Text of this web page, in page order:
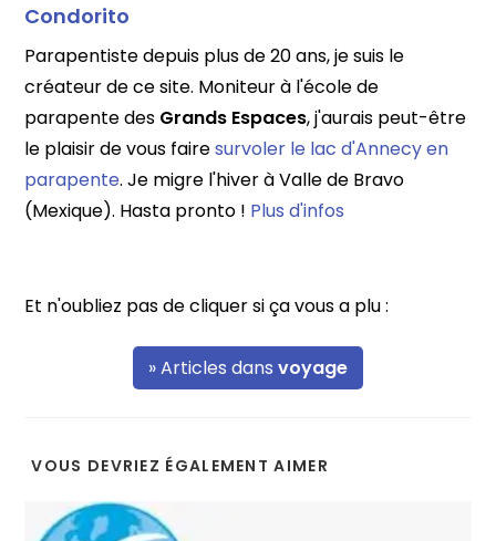
Condorito
Parapentiste depuis plus de 20 ans, je suis le
créateur de ce site. Moniteur à l'école de
parapente des Grands Espaces, j'aurais peut-être
le plaisir de vous fairesurvoler le lac d'Annecy en
parapente. Je migre l'hiver à Valle de Bravo
(Mexique). Hasta pronto ! Plus d'infos
Et n'oubliez pas de cliquer si ça vous a plu :
» Articles dans voyage
VOUS DEVRIEZ ÉGALEMENT AIMER